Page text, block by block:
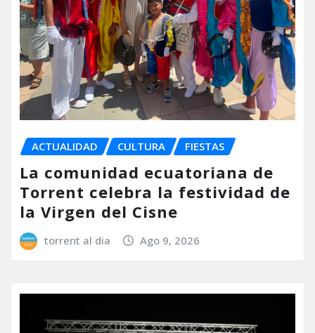
ACTUALIDAD CULTURA FIESTAS
La comunidad ecuatoriana de
Torrent celebra la festividad de
la Virgen del Cisne
torrent al dia Ago 9, 2026